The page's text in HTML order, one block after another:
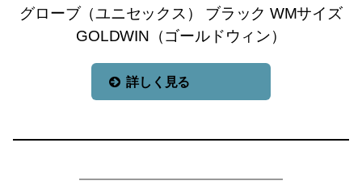
グローブ（ユニセックス） ブラック WMサイズ
GOLDWIN（ゴールドウィン）
詳しく見る